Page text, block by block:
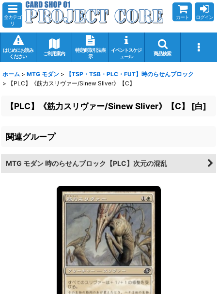
全カテゴ
リ
カート ログイン
はじめにお読み
ください
ご利用案内
特定商取引法表
示
イベントスケジ
ュール
商品検索
ホーム > MTG モダン >
【TSP・TSB・PLC・FUT】時のらせんブロック
>
【PLC】《筋力スリヴァー/Sinew Sliver》【C】
【PLC】《筋力スリヴァー/Sinew Sliver》【C】 [白]
関連グループ
MTG モダン 時のらせんブロック【PLC】次元の混乱